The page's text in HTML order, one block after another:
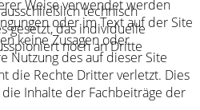
Weise verwendet werden
oder im Text auf der Site
keine Zusagen oder
Nutzung des auf dieser Site
die Rechte Dritter verletzt. Dies
Inhalte der Fachbeiträge der
technisch
gesetzt, das individuelle
noch an Dritte